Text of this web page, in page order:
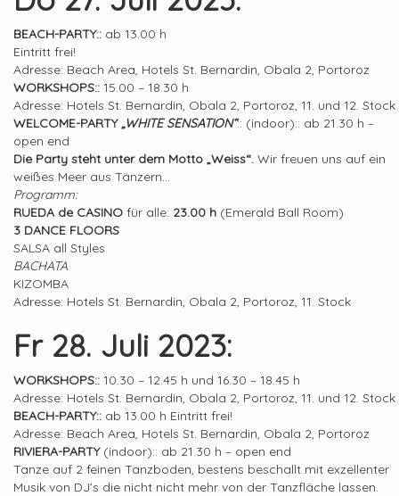
BEACH-PARTY:: ab 13.00 h
Eintritt frei!
Adresse: Beach Area, Hotels St. Bernardin, Obala 2, Portoroz
WORKSHOPS:: 15.00 – 18.30 h
Adresse: Hotels St. Bernardin, Obala 2, Portoroz, 11. und 12. Stock
WELCOME-PARTY„WHITE SENSATION“:: (indoor):: ab 21.30 h –
open end
Die Party steht unter dem Motto „Weiss“. Wir freuen uns auf ein
weißes Meer aus Tänzern…
Programm:
RUEDA de CASINO für alle: 23.00 h (Emerald Ball Room)
3 DANCE FLOORS
SALSA all Styles
BACHATA
KIZOMBA
Adresse: Hotels St. Bernardin, Obala 2, Portoroz, 11. Stock
Fr 28. Juli 2023:
WORKSHOPS:: 10.30 – 12.45 h und 16.30 – 18.45 h
Adresse: Hotels St. Bernardin, Obala 2, Portoroz, 11. und 12. Stock
BEACH-PARTY:: ab 13.00 h Eintritt frei!
Adresse: Beach Area, Hotels St. Bernardin, Obala 2, Portoroz
RIVIERA-PARTY (indoor):: ab 21.30 h – open end
Tanze auf 2 feinen Tanzboden, bestens beschallt mit exzellenter
Musik von DJ’s die nicht nicht mehr von der Tanzfläche lassen.